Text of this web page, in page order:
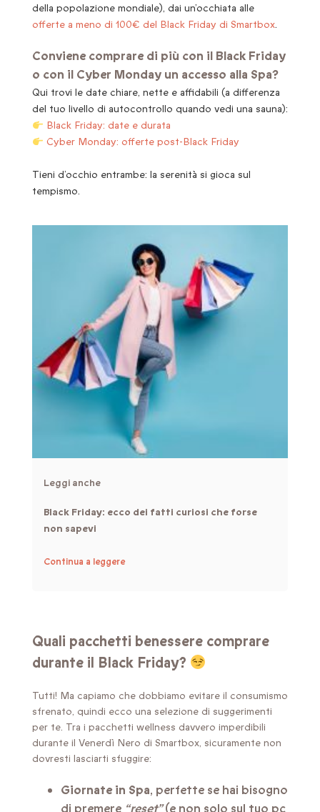
della popolazione mondiale), dai un’occhiata alle
offerte a meno di 100€ del Black Friday di Smartbox.
Conviene comprare di più con il Black Friday
o con il Cyber Monday un accesso alla Spa?
Qui trovi le date chiare, nette e affidabili (a differenza
del tuo livello di autocontrollo quando vedi una sauna):
Black Friday: date e durata
Cyber Monday: offerte post-Black Friday
Tieni d’occhio entrambe: la serenità si gioca sul
tempismo.
Leggi anche
Black Friday: ecco dei fatti curiosi che forse
non sapevi
Continua a leggere
Quali pacchetti benessere comprare
durante il Black Friday?
Tutti! Ma capiamo che dobbiamo evitare il consumismo
sfrenato, quindi ecco una selezione di suggerimenti
per te. Tra i pacchetti wellness davvero imperdibili
durante il Venerdì Nero di Smartbox, sicuramente non
dovresti lasciarti sfuggire:
Giornate in Spa, perfette se hai bisogno